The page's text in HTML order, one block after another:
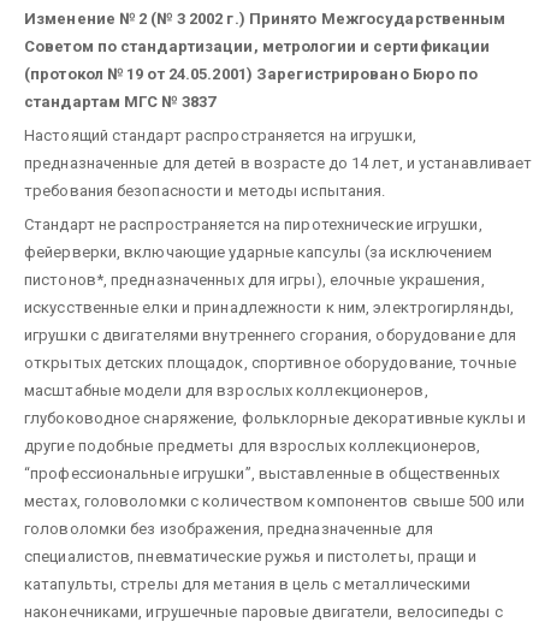
Изменение № 2 (№ 3 2002 г.) Принято Межгосударственным
Советом по стандартизации, метрологии и сертификации
(протокол № 19 от 24.05.2001) Зарегистрировано Бюро по
стандартам МГС № 3837
Настоящий стандарт распространяется на игрушки,
предназначенные для детей в возрасте до 14 лет, и устанавливает
требования безопасности и методы испытания.
Стандарт не распространяется на пиротехнические игрушки,
фейерверки, включающие ударные капсулы (за исключением
пистонов*, предназначенных для игры), елочные украшения,
искусственные елки и принадлежности к ним, электрогирлянды,
игрушки с двигателями внутреннего сгорания, оборудование для
открытых детских площадок, спортивное оборудование, точные
масштабные модели для взрослых коллекционеров,
глубоководное снаряжение, фольклорные декоративные куклы и
другие подобные предметы для взрослых коллекционеров,
“профессиональные игрушки”, выставленные в общественных
местах, головоломки с количеством компонентов свыше 500 или
головоломки без изображения, предназначенные для
специалистов, пневматические ружья и пистолеты, пращи и
катапульты, стрелы для метания в цель с металлическими
наконечниками, игрушечные паровые двигатели, велосипеды с